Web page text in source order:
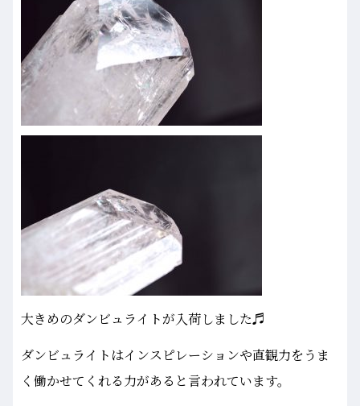
大きめのダンビュライトが入荷しました♬
ダンビュライトはインスピレーションや直観力をうま
く働かせてくれる力があると言われています。